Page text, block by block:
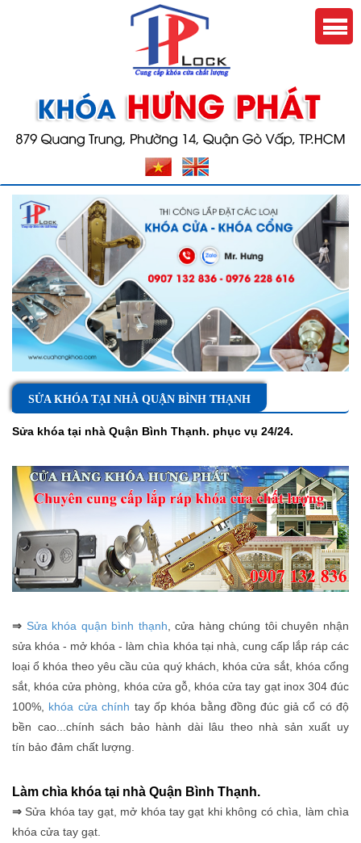
SỬA KHÓA TẠI NHÀ QUẬN BÌNH THẠNH
Sửa khóa tại nhà Quận Bình Thạnh. phục vụ 24/24.
⇒ Sửa khóa quận bình thạnh , cửa hàng chúng tôi chuyên nhận
sửa khóa - mở khóa - làm chìa khóa tại nhà, cung cấp lắp ráp các
loại ổ khóa theo yêu cầu của quý khách, khóa cửa sắt, khóa cổng
sắt, khóa cửa phòng, khóa cửa gỗ, khóa cửa tay gạt inox 304 đúc
100%, khóa cửa chính tay ốp khóa bằng đồng đúc giả cổ có độ
bền cao...chính sách bảo hành dài lâu theo nhà sản xuất uy
tín bảo đảm chất lượng.
Làm chìa khóa tại nhà Quận Bình Thạnh.
⇒ Sửa khóa tay gạt, mở khóa tay gạt khi không có chìa, làm chìa
khóa cửa tay gạt.